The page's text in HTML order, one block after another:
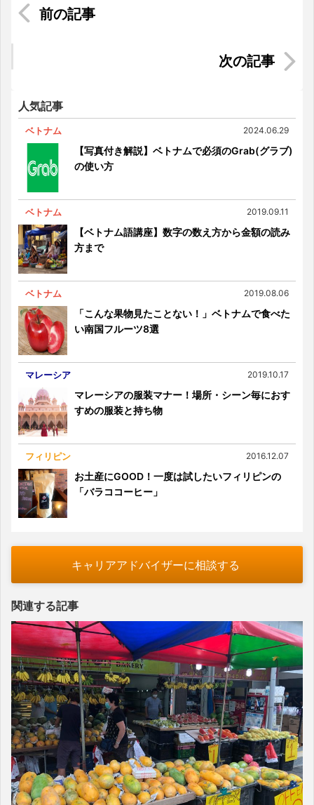
サイゴンでやってみたい事70 Vol.1
タイ 2020年最新版 インフラ計画進捗状況 Vol.４
人気記事
ベトナム 2024.06.29
【写真付き解説】ベトナムで必須のGrab(グラブ)
の使い方
ベトナム 2019.09.11
【ベトナム語講座】数字の数え方から金額の読み
方まで
ベトナム 2019.08.06
「こんな果物見たことない！」ベトナムで食べた
い南国フルーツ8選
マレーシア 2019.10.17
マレーシアの服装マナー！場所・シーン毎におす
すめの服装と持ち物
フィリピン 2016.12.07
お土産にGOOD！一度は試したいフィリピンの
「バラココーヒー」
キャリアアドバイザーに相談する
関連する記事